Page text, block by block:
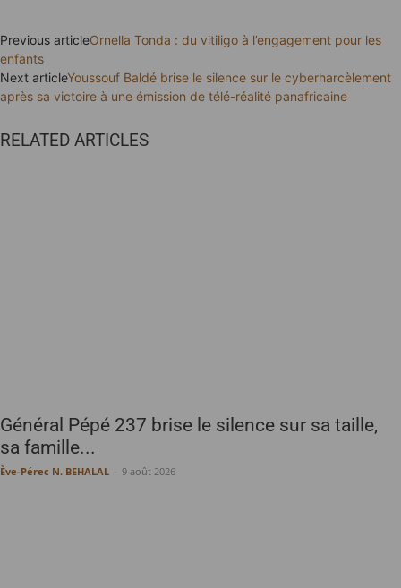
Previous articleOrnella Tonda : du vitiligo à l’engagement pour les
enfants
Next articleYoussouf Baldé brise le silence sur le cyberharcèlement
après sa victoire à une émission de télé-réalité panafricaine
RELATED ARTICLES
Général Pépé 237 brise le silence sur sa taille,
sa famille...
Ève-Pérec N. BEHALAL 9 août 2026